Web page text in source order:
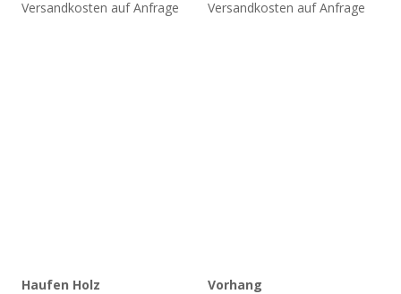
Versandkosten auf Anfrage
Versandkosten auf Anfrage
Haufen Holz
Vorhang